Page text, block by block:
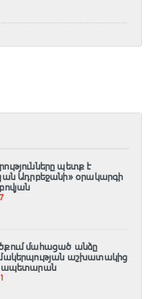
պետք է
Ադրբեջանի» օրակարգի
մահացած անձը
աշխատակից